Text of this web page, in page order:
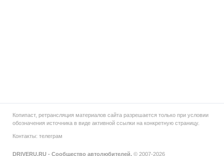
Копипаст, ретрансляция материалов сайта разрешается только при условии
обозначения источника в виде активной ссылки на конкретную страницу.
Контакты: телеграм
DRIVERU.RU - Сообщество автолюбителей. © 2007-2026